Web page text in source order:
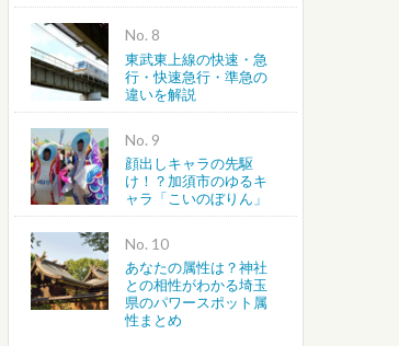
No.
東武東上線の快速・急
行・快速急行・準急の
違いを解説
No.
顔出しキャラの先駆
け！？加須市のゆるキ
ャラ「こいのぼりん」
No.
あなたの属性は？神社
との相性がわかる埼玉
県のパワースポット属
性まとめ